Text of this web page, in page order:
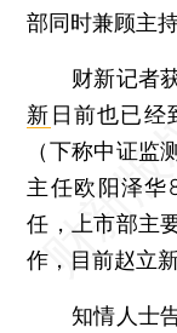
部同时兼顾主
财新记者获
新 日前也已经
（下称中证监
主任欧阳泽华
任，上市部主
作，目前赵立
知情人士告